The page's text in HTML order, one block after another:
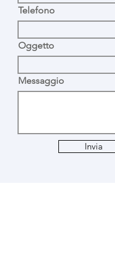
Telefono
Oggetto
Messaggio
Invia